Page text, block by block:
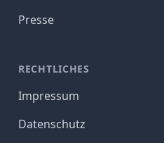
Presse
RECHTLICHES
Impressum
Datenschutz